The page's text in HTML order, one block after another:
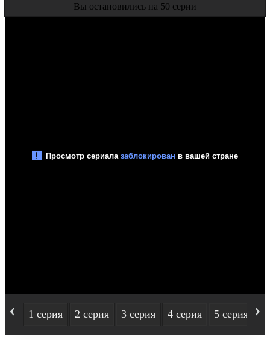
Вы остановились на 50 серии
‹ 1 серия 2 серия 3 серия 4 серия 5 серия ›